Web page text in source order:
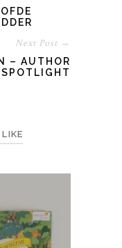
Next Post →
– AUTHOR
SPOTLIGHT